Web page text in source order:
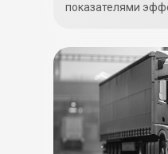
показателями